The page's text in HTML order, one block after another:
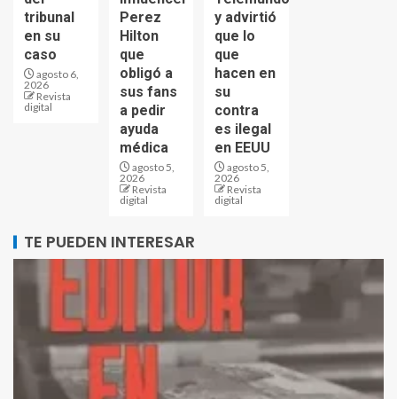
tribunal
en su
caso
agosto 6,
2026
Revista
digital
Perez
Hilton
que
obligó a
sus fans
a pedir
ayuda
médica
agosto 5,
2026
Revista
digital
y advirtió
que lo
que
hacen en
su
contra
es ilegal
en EEUU
agosto 5,
2026
Revista
digital
TE PUEDEN INTERESAR